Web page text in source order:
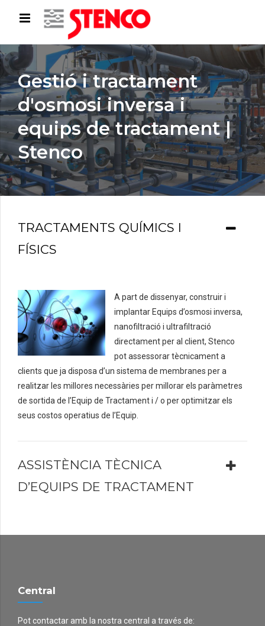
Gestió i tractament
d'osmosi inversa i
equips de tractament |
Stenco
TRACTAMENTS QUÍMICS I
FÍSICS
A part de dissenyar, construir i
implantar Equips d’osmosi inversa,
nanofiltració i ultrafiltració
directament per al client, Stenco
pot assessorar tècnicament a
clients que ja disposa d’un sistema de membranes per a
realitzar les millores necessàries per millorar els paràmetres
de sortida de l’Equip de Tractament i / o per optimitzar els
seus costos operatius de l’Equip.
ASSISTÈNCIA TÈCNICA
D’EQUIPS DE TRACTAMENT
Central
Pot contactar amb la nostra central a través de: